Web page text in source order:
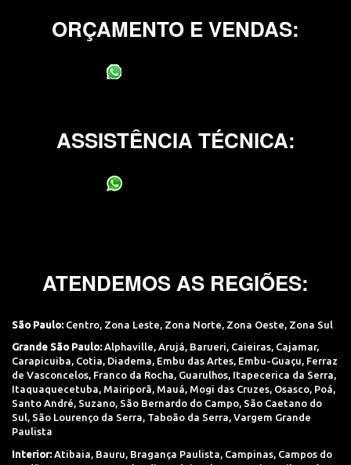
ORÇAMENTO E VENDAS:
ASSISTÊNCIA TÉCNICA:
ATENDEMOS AS REGIÕES:
São Paulo: Centro Zona Leste Zona Norte Zona Oeste Zona Sul
Grande São Paulo: Alphaville, Arujá, Barueri, Caieiras, Cajamar,
Carapicuiba, Cotia, Diadema, Embu das Artes, Embu-Guaçu, Ferraz
de Vasconcelos, Franco da Rocha, Guarulhos, Itapecerica da Serra,
Itaquaquecetuba, Mairiporã, Mauá, Mogi das Cruzes, Osasco, Poá,
Santo André, Suzano, São Bernardo do Campo, São Caetano do
Sul, São Lourenço da Serra, Taboão da Serra, Vargem Grande
Paulista
Interior: Atibaia Bauru Bragança Paulista Campinas Campos do